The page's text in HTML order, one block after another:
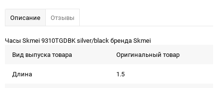
Описание Отзывы
Часы Skmei 9310TGDBK silver/black бренда Skmei
Вид выпуска товара
Оригинальный товар
Длина 1.5